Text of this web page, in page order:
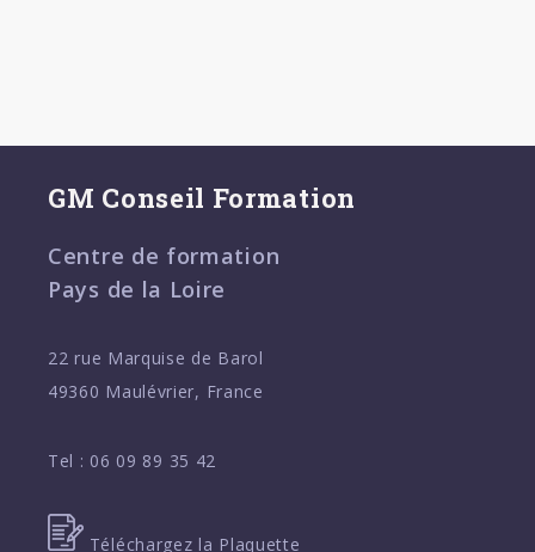
GM Conseil Formation
Centre de formation
Pays de la Loire
22 rue Marquise de Barol
49360 Maulévrier, France
Tel : 06 09 89 35 42
Téléchargez la Plaquette